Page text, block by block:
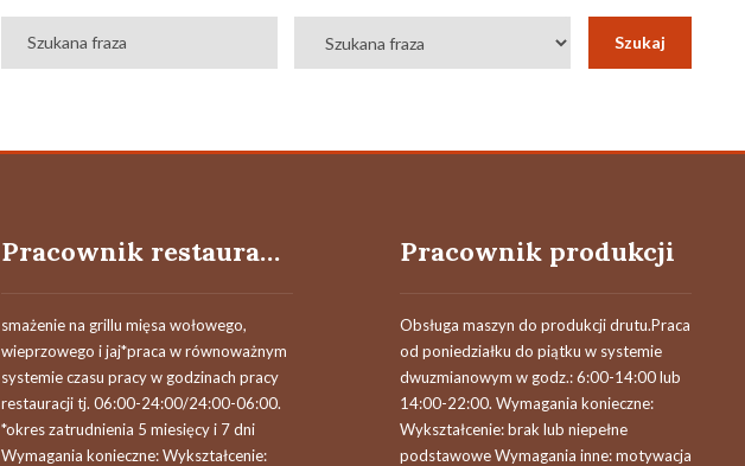
Pracownik restauracji - obsługa grilla (k, m)
smażenie na grillu mięsa wołowego,
wieprzowego i jaj*praca w równoważnym
systemie czasu pracy w godzinach pracy
restauracji tj. 06:00-24:00/24:00-06:00.
*okres zatrudnienia 5 miesięcy i 7 dni
Wymagania konieczne: Wykształcenie:
Pracownik produkcji
Obsługa maszyn do produkcji drutu.Praca
od poniedziałku do piątku w systemie
dwuzmianowym w godz.: 6:00-14:00 lub
14:00-22:00. Wymagania konieczne:
Wykształcenie: brak lub niepełne
podstawowe Wymagania inne: motywacja